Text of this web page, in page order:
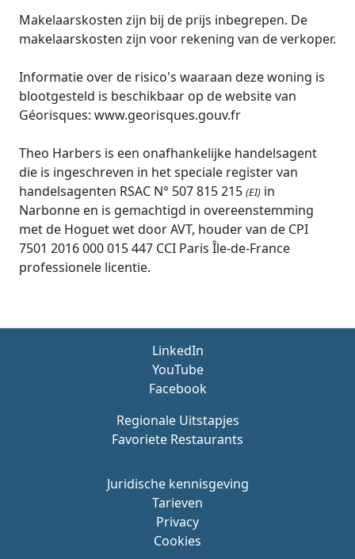
Makelaarskosten zijn bij de prijs inbegrepen. De
makelaarskosten zijn voor rekening van de verkoper.
Informatie over de risico's waaraan deze woning is
blootgesteld is beschikbaar op de website van
Géorisques: www.georisques.gouv.fr
Theo Harbers is een onafhankelijke handelsagent
die is ingeschreven in het speciale register van
handelsagenten RSAC N° 507 815 215 (EI) in
Narbonne en is gemachtigd in overeenstemming
met de Hoguet wet door AVT, houder van de CPI
7501 2016 000 015 447 CCI Paris Île-de-France
professionele licentie.
Juridische kennisgeving
Tarieven
Privacy
Cookies
LinkedIn
YouTube
Facebook
Regionale Uitstapjes
Favoriete Restaurants